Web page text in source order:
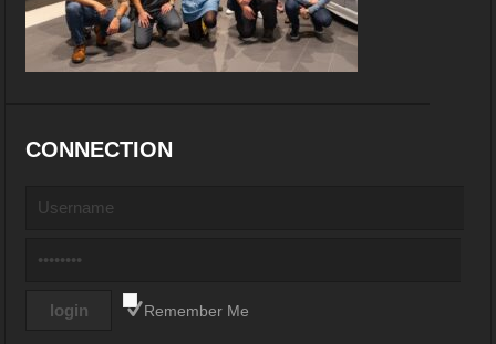
CONNECTION
Remember Me